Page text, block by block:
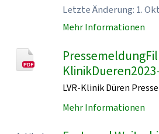
Letzte Änderung: 1.
Mehr Informationen
LVR-Klinik Düren
Mehr Informationen